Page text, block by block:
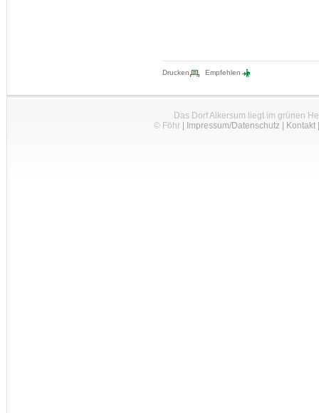
Drucken Empfehlen
Das Dorf Alkersum liegt im grünen
© Föhr| Impressum/Datenschutz| Kontakt